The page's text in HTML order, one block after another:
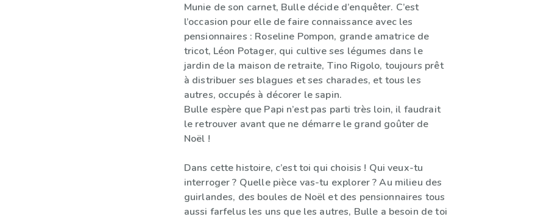
Munie de son carnet, Bulle décide d’enquêter. C’est
l’occasion pour elle de faire connaissance avec les
pensionnaires : Roseline Pompon, grande amatrice de
tricot, Léon Potager, qui cultive ses légumes dans le
jardin de la maison de retraite, Tino Rigolo, toujours prêt
à distribuer ses blagues et ses charades, et tous les
autres, occupés à décorer le sapin.
Bulle espère que Papi n’est pas parti très loin, il faudrait
le retrouver avant que ne démarre le grand goûter de
Noël !
Dans cette histoire, c’est toi qui choisis ! Qui veux-tu
interroger ? Quelle pièce vas-tu explorer ? Au milieu des
guirlandes, des boules de Noël et des pensionnaires tous
aussi farfelus les uns que les autres, Bulle a besoin de toi